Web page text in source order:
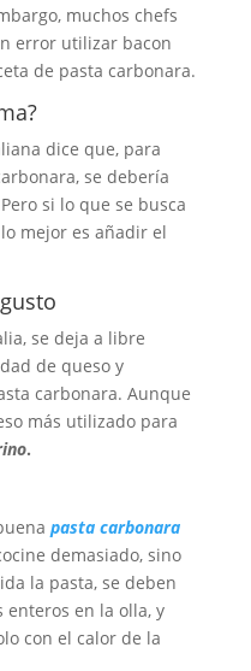
muchos chefs
error utilizar bacon
de pasta carbonara.
dice que, para
se debería
si lo que se busca
mejor es añadir el
se deja a libre
de queso y
carbonara. Aunque
más utilizado para
.
pasta carbonara
demasiado, sino
la pasta, se deben
enteros en la olla, y
con el calor de la